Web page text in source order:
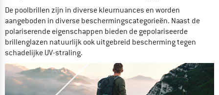
De poolbrillen zijn in diverse kleurnuances en worden
aangeboden in diverse beschermingscategorieën. Naast de
polariserende eigenschappen bieden de gepolariseerde
brillenglazen natuurlijk ook uitgebreid bescherming tegen
schadelijke UV-straling.